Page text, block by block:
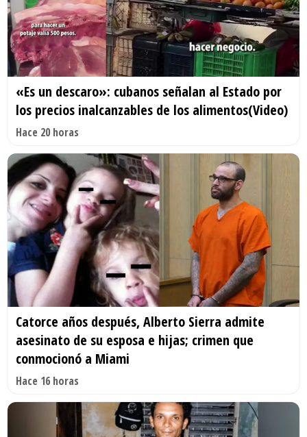
«Es un descaro»: cubanos señalan al Estado por
los precios inalcanzables de los alimentos(Video)
Hace 20 horas
Catorce años después, Alberto Sierra admite
asesinato de su esposa e hijas; crimen que
conmocionó a Miami
Hace 16 horas